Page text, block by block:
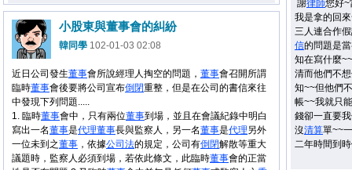
謝律師您好~
我是拿的回
三人連合作
信的問題是
知在寫什麼
清而他們不
知~~但他們
帳~~我就只
錢卻一直要
沒清算單~~
二年時間到
小股東與董事會的糾紛
韓同學 102-01-03 02:08
近日公司發生董事會所說經理人掏空的問題， 董事會召開所謂
臨時董事會後要將公司宣布倒閉重整，但是在公司的書信來往
中發現下列問題.....
1. 臨時董事會中，只有兩位董事到場，並且在會議紀錄中明白
寫出一名董事是代理董事長與監察人，另一名董事是代理另外
一位未到之董事 ，依據公司法的規定，公司有倒閉解散等重大
議題時，監察人必須到場，若依此條文，此臨時董事會的正當